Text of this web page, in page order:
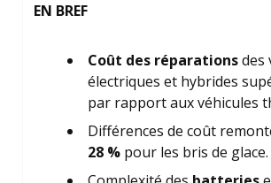
EN BREF
Coût des réparationsdes
électriques et hybrides
par rapport aux véhicules
Différences de coût
28 % pour les bris de glace.